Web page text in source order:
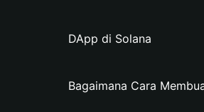
DApp di Solana
Bagaimana Cara